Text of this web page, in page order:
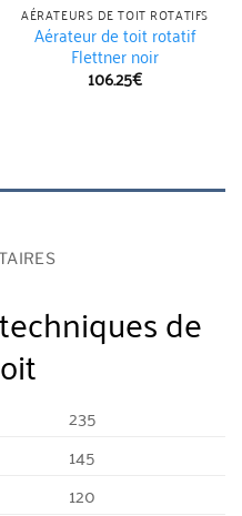
AÉRATEURS DE TOIT ROTATIFS
Aérateur de toit rotatif
Flettner noir
106.25€
de
235
145
120